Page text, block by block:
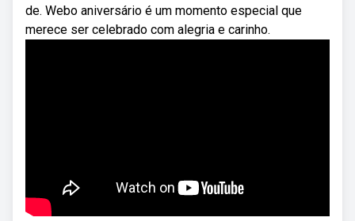
de. Webo aniversário é um momento especial que
merece ser celebrado com alegria e carinho.